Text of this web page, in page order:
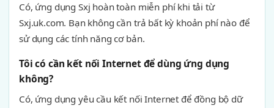
Có, ứng dụng Sxj hoàn toàn miễn phí khi tải từ
Sxj.uk.com. Bạn không cần trả bất kỳ khoản phí nào để
sử dụng các tính năng cơ bản.
Tôi có cần kết nối Internet để dùng ứng dụng
không?
Có, ứng dụng yêu cầu kết nối Internet để đồng bộ dữ